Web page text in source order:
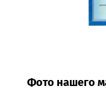
Фото нашего